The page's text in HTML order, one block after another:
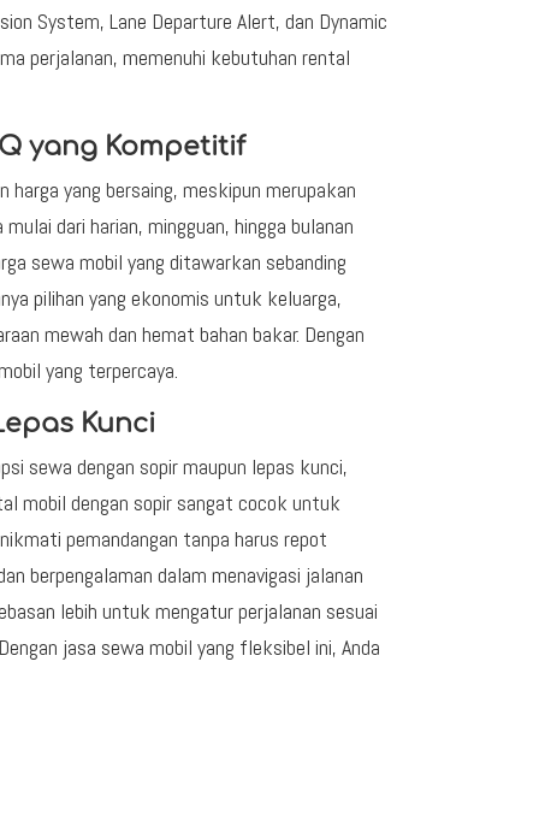
System, Lane Departure Alert, dan Dynamic
perjalanan, memenuhi kebutuhan rental
yang Kompetitif
harga yang bersaing, meskipun merupakan
dari harian, mingguan, hingga bulanan
sewa mobil yang ditawarkan sebanding
pilihan yang ekonomis untuk keluarga,
mewah dan hemat bahan bakar. Dengan
yang terpercaya.
Kunci
sewa dengan sopir maupun lepas kunci,
mobil dengan sopir sangat cocok untuk
pemandangan tanpa harus repot
berpengalaman dalam menavigasi jalanan
lebih untuk mengatur perjalanan sesuai
jasa sewa mobil yang fleksibel ini, Anda